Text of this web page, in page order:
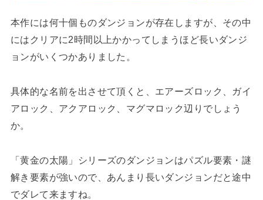
本作には何十個ものダンジョンが存在しますが、その中
にはクリアに2時間以上かかってしまうほど長いダンジ
ョンがいくつかありました。
具体的な名前を出させて頂くと、エアーズロック、ガイ
アロック、アクアロック、マグマロック辺りでしょう
か。
「黄金の太陽」シリーズのダンジョンはパズル要素・謎
解き要素が強いので、あんまり長いダンジョンだと途中
でダレて来ますね。